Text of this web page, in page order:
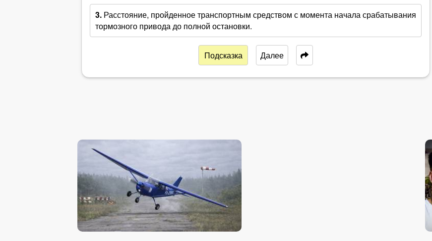
3.Расстояние, пройденное транспортным средством с момента начала срабатывания
тормозного привода до полной остановки.
Подсказка Далее